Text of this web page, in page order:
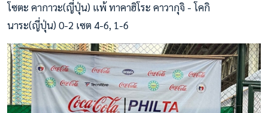
โซตะ คากาวะ(ญี่ปุ่น) แพ้ ทาคาฮิโระ คาวากุจิ - โคกิ
นาระ(ญี่ปุ่น) 0-2 เซต 4-6, 1-6